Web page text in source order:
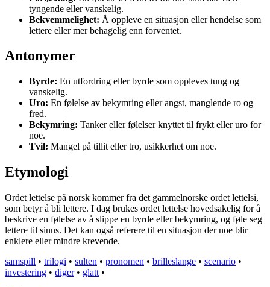
tyngende eller vanskelig.
Bekvemmelighet: Å oppleve en situasjon eller hendelse som
lettere eller mer behagelig enn forventet.
Antonymer
Byrde: En utfordring eller byrde som oppleves tung og
vanskelig.
Uro: En følelse av bekymring eller angst, manglende ro og
fred.
Bekymring: Tanker eller følelser knyttet til frykt eller uro for
noe.
Tvil: Mangel på tillit eller tro, usikkerhet om noe.
Etymologi
Ordet lettelse på norsk kommer fra det gammelnorske ordet lettelsi,
som betyr å bli lettere. I dag brukes ordet lettelse hovedsakelig for å
beskrive en følelse av å slippe en byrde eller bekymring, og føle seg
lettere til sinns. Det kan også referere til en situasjon der noe blir
enklere eller mindre krevende.
samspill • trilogi • sulten • pronomen • brilleslange • scenario •
investering • diger• glatt •